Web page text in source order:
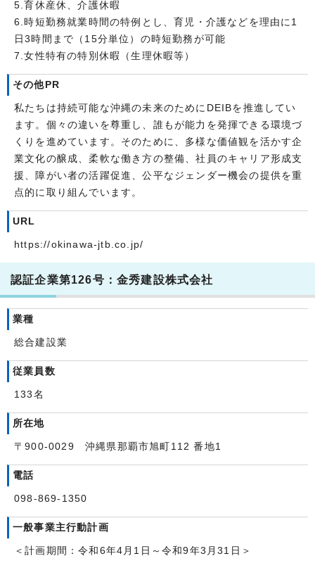
5.育休産休、介護休暇
6.時短勤務就業時間の特例とし、育児・介護などを理由に1
日3時間まで（15分単位）の時短勤務が可能
7.女性特有の特別休暇（生理休暇等）
その他PR
私たちは持続可能な沖縄の未来のためにDEIBを推進してい
ます。個々の違いを尊重し、誰もが能力を発揮できる環境づ
くりを進めています。そのために、多様な価値観を活かす企
業文化の醸成、柔軟な働き方の整備、社員のキャリア形成支
援、障がい者の活躍促進、公平なジェンダー機会の提供を重
点的に取り組んでいます。
URL
https://okinawa-jtb.co.jp/
認証企業第126号：金秀建設株式会社
業種
総合建設業
従業員数
133名
所在地
〒900-0029 沖縄県那覇市旭町112 番地1
電話
098-869-1350
一般事業主行動計画
＜計画期間：令和6年4月1日～令和9年3月31日＞